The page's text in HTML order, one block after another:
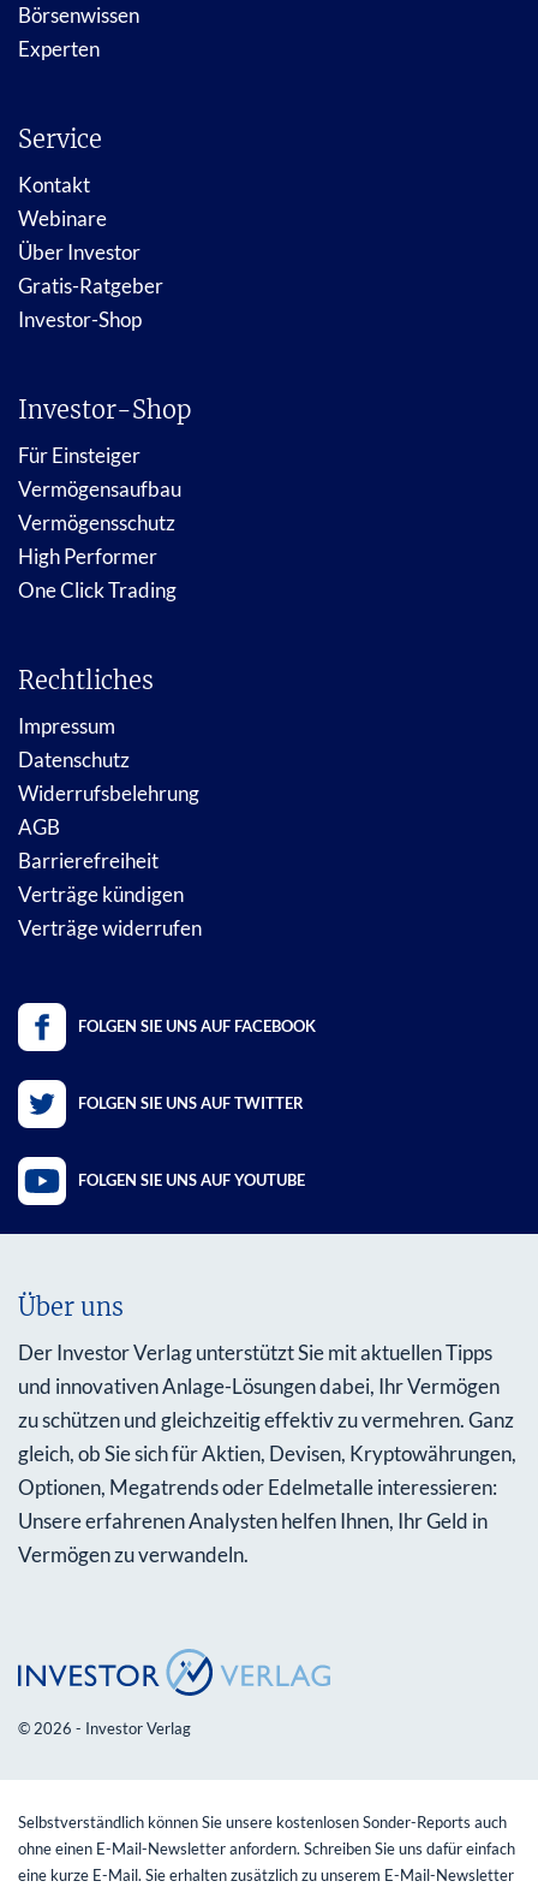
Börsenwissen
Experten
Service
Kontakt
Webinare
Über Investor
Gratis-Ratgeber
Investor-Shop
Investor-Shop
Für Einsteiger
Vermögensaufbau
Vermögensschutz
High Performer
One Click Trading
Rechtliches
Impressum
Datenschutz
Widerrufsbelehrung
AGB
Barrierefreiheit
Verträge kündigen
Verträge widerrufen
FOLGEN SIE UNS AUF FACEBOOK
FOLGEN SIE UNS AUF TWITTER
FOLGEN SIE UNS AUF YOUTUBE
Über uns
Der Investor Verlag unterstützt Sie mit aktuellen Tipps
und innovativen Anlage-Lösungen dabei, Ihr Vermögen
zu schützen und gleichzeitig effektiv zu vermehren. Ganz
gleich, ob Sie sich für Aktien, Devisen, Kryptowährungen,
Optionen, Megatrends oder Edelmetalle interessieren:
Unsere erfahrenen Analysten helfen Ihnen, Ihr Geld in
Vermögen zu verwandeln.
© 2026 - Investor Verlag
Selbstverständlich können Sie unsere kostenlosen Sonder-Reports auch
ohne einen E-Mail-Newsletter anfordern. Schreiben Sie uns dafür einfach
eine kurze E-Mail. Sie erhalten zusätzlich zu unserem E-Mail-Newsletter